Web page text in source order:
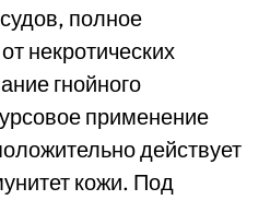
полное
некротических
гнойного
применение
действует
кожи. Под